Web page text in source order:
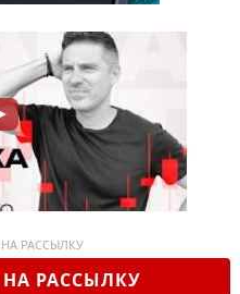
РАССЫЛКУ
РАССЫЛКУ